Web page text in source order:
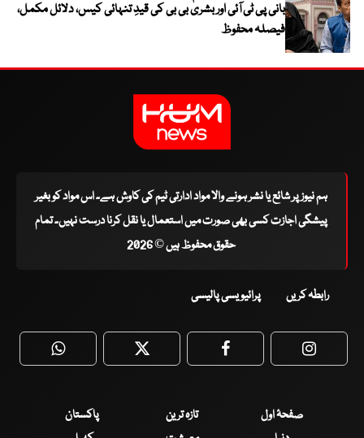
بانی پی ٹی آئی اور بشریٰ بی بی کی قیدِ تنہائی کیس، دلائل مکمل،
فیصلہ محفوظ
ہم نیوز پر شائع یا نشر ہونے والا مواد ادارتی ٹیم کی کاوش ہے۔ اس مواد کو بغیر
پیشگی اجازت کسی بھی صورت میں استعمال یا نقل کرنا درست نہیں۔ تمام
حقوق محفوظ ہیں © 2026
رابطہ کریں پرائیویسی پالیسی
WhatsApp Twitter Facebook
صفحۂ اول تازہ ترین
پاکستان